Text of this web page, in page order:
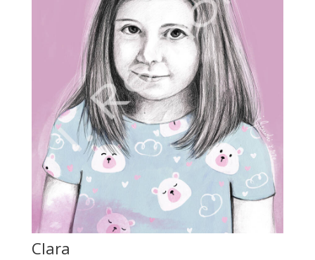
Clara